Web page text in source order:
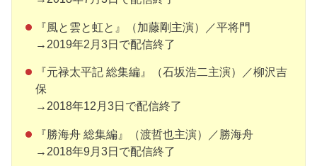
『風と雲と虹と』（加藤剛主演）／平将門
→2019年2月3日で配信終了
『元禄太平記 総集編』（石坂浩二主演）／柳沢吉
保
→2018年12月3日で配信終了
『勝海舟 総集編』（渡哲也主演）／勝海舟
→2018年9月3日で配信終了